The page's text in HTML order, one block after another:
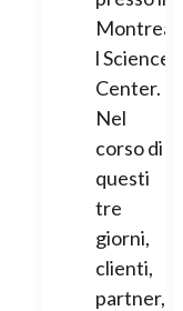
Montrea
l Science
Center.
Nel
corso di
questi
tre
giorni,
clienti,
partner,